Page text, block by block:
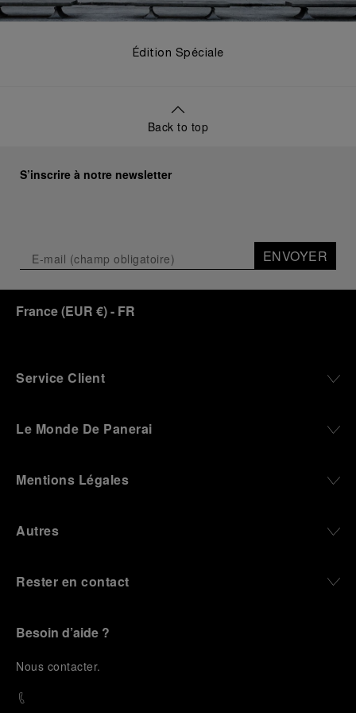
Édition Spéciale
Back to top
S’inscrire à notre newsletter
ENVOYER
France(EUR €)- FR
Service Client
Le Monde De Panerai
Mentions Légales
Autres
Rester en contact
Besoin d’aide ?
Nous contacter.